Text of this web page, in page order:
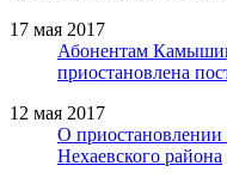
17 мая 2017
Абонентам
приостановлена
12 мая 2017
О приостановлении
Нехаевского района